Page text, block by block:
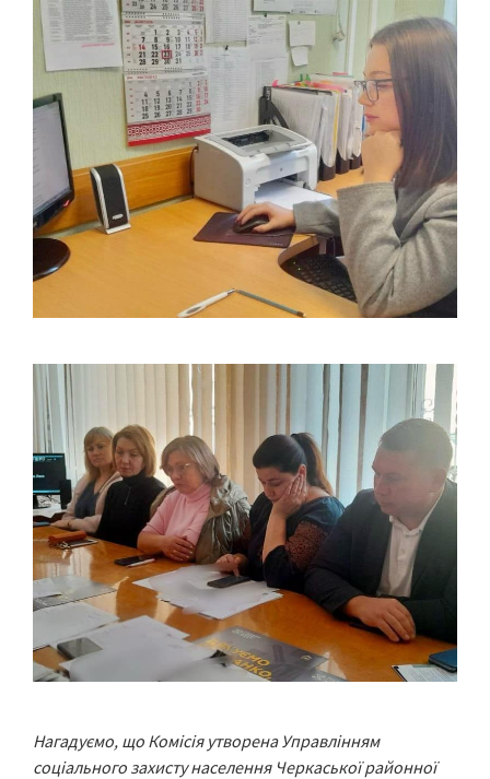
Нагадуємо, що Комісія утворена Управлінням
соціального захисту населення Черкаської районної